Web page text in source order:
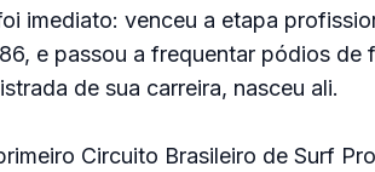
imediato: venceu a etapa
e passou a frequentar pódios de
de sua carreira, nasceu ali.
Circuito Brasileiro de Surf